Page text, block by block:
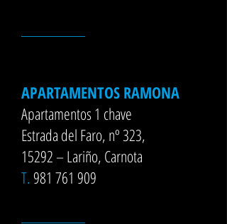
APARTAMENTOS RAMONA
Apartamentos 1 chave
Estrada del Faro, nº 323,
15292 – Lariño, Carnota
T. 981 761 909